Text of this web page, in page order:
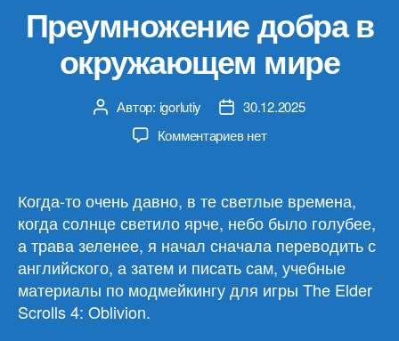
Преумножение добра в
окружающем мире
Автор
записи
Автор: igorlutiy
Дата30.12.2025
Комментариевк
в
окружающем
мире
нет
Когда-то очень давно, в те светлые времена,
когда солнце светило ярче, небо было голубее,
а трава зеленее, я начал сначала переводить с
английского, а затем и писать сам, учебные
материалы по модмейкингу для игры The Elder
Scrolls 4: Oblivion.